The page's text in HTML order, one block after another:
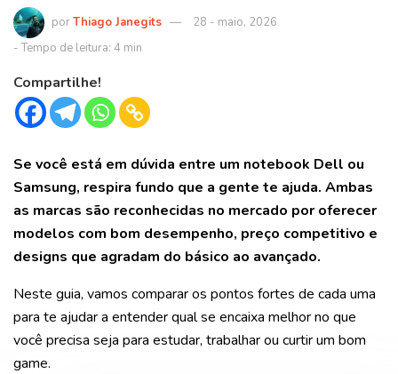
Thiago Janegits 28 - maio, 2026
Compartilhe!
Se você está em dúvida entre um notebook Dell ou
Samsung, respira fundo que a gente te ajuda. Ambas
as marcas são reconhecidas no mercado por oferecer
modelos com bom desempenho, preço competitivo e
designs que agradam do básico ao avançado.
Neste guia, vamos comparar os pontos fortes de cada uma
para te ajudar a entender qual se encaixa melhor no que
você precisa seja para estudar, trabalhar ou curtir um bom
game.